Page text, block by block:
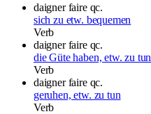
daigner faire qc.
sich zu etw. bequemen
Verb
daigner faire qc.
die Güte haben, etw. zu tun
Verb
daigner faire qc.
geruhen, etw. zu tun
Verb